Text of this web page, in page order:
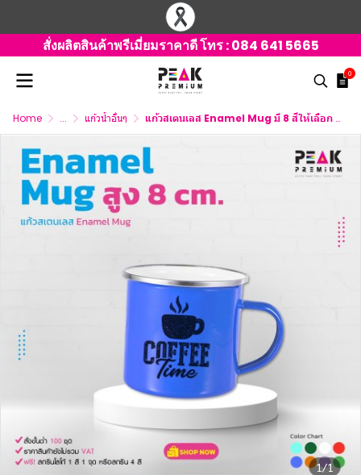
สั่งผลิตสินค้าพรีเมี่ยมราคาดี โทร :084 641 5665
0
Home ... แก้วน้ำอื่นๆ แก้วสเตนเลส Enamel Mug มี 8 สีให้เลือก พร้อมกล่อง
1/1